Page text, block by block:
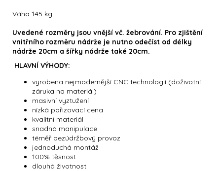
Váha 145 kg
Uvedené rozměry jsou vnější vč. žebrování. Pro zjištění
vnitřního rozměru nádrže je nutno odečíst od délky
nádrže 20cm a šířky nádrže také 20cm.
HLAVNÍ VÝHODY:
vyrobena nejmodernější CNC technologií (doživotní
záruka na materiál)
masivní vyztužení
nízká pořizovací cena
kvalitní materiál
snadná manipulace
téměř bezúdržbový provoz
jednoduchá montáž
100% těsnost
dlouhá životnost